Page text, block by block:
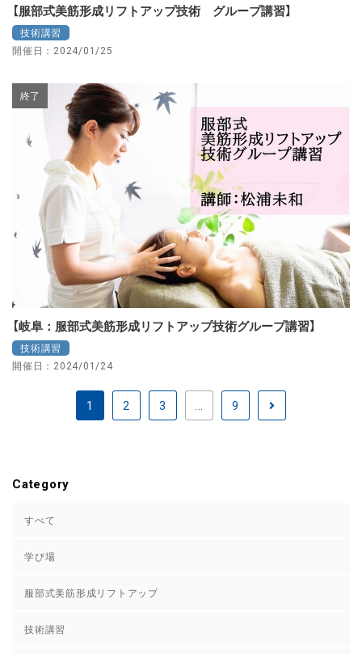
【服部式美筋形成リフトアップ技術 グループ講習】
技術講習
開催日：2024/01/25
終了
【岐阜：服部式美筋形成リフトアップ技術グループ講習】
技術講習
開催日：2024/01/24
1 2 3 ... 9
Category
すべて
学び場
服部式美筋形成リフトアップ
技術講習